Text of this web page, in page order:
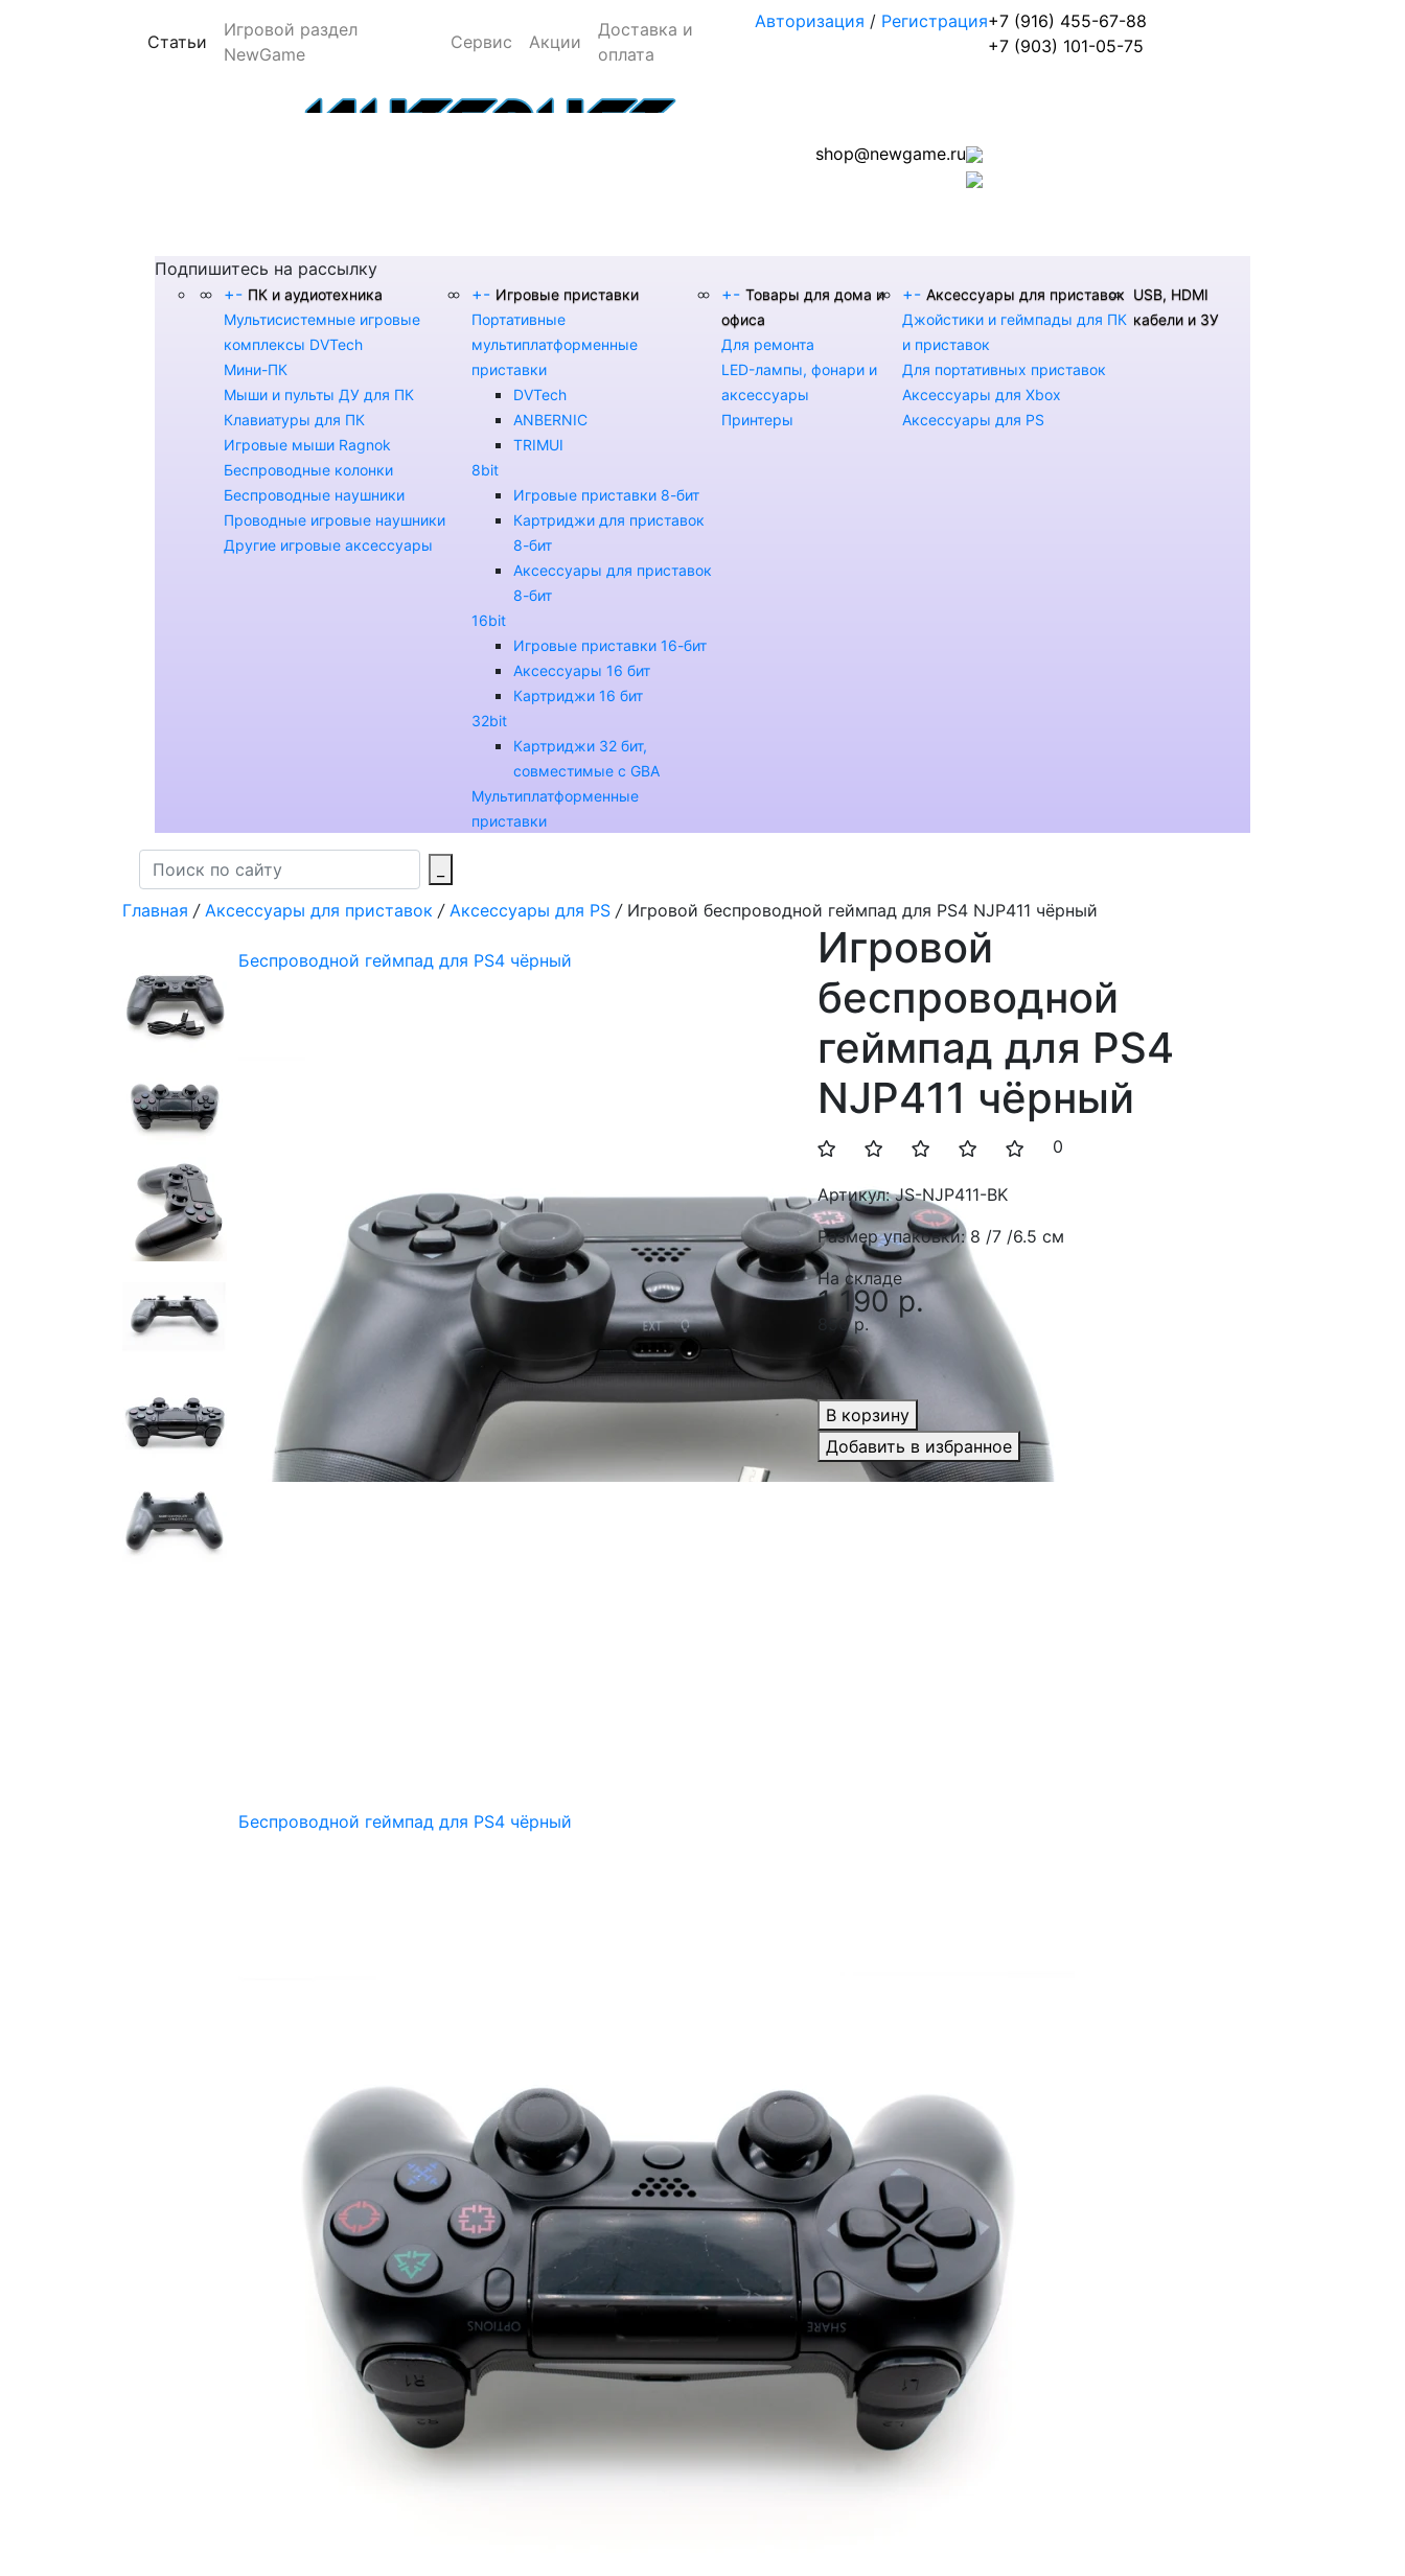
Статьи (current)
Игровой раздел
NewGame
Сервис Акции
Доставка и
оплата
Авторизация / Регистрация+7 (916) 455-67-88
+7 (903) 101-05-75
shop@newgame.ru
Подпишитесь на рассылку
+- ПК и аудиотехника
Мультисистемные игровые
комплексы DVTech
Мини-ПК
Мыши и пульты ДУ для ПК
Клавиатуры для ПК
Игровые мыши Ragnok
Беспроводные колонки
Беспроводные наушники
Проводные игровые наушники
Другие игровые аксессуары
+- Игровые приставки
Портативные
мультиплатформенные
приставки
DVTech
ANBERNIC
TRIMUI
8bit
Игровые приставки 8-бит
Картриджи для приставок
8-бит
Аксессуары для приставок
8-бит
16bit
Игровые приставки 16-бит
Аксессуары 16 бит
Картриджи 16 бит
32bit
Картриджи 32 бит,
совместимые с GBA
Мультиплатформенные
приставки
+- Товары для дома и
офиса
Для ремонта
LED-лампы, фонари и
аксессуары
Принтеры
+- Аксессуары для приставок
Джойстики и геймпады для ПК
и приставок
Для портативных приставок
Аксессуары для Xbox
Аксессуары для PS
USB, HDMI
кабели и ЗУ
Главная / Аксессуары для приставок / Аксессуары для PS / Игровой беспроводной геймпад для PS4 NJP411 чёрный
Беспроводной геймпад для PS4 чёрный
Беспроводной геймпад для PS4 чёрный
Игровой
беспроводной
геймпад для PS4
NJP411 чёрный
0
Артикул:JS-NJP411-BK
Размер упаковки:8 /7 /6.5 см
На складе
1 190 р.
850 р.
В корзину
Добавить в избранное